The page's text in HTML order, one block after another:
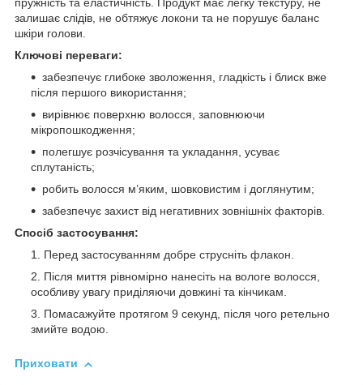
пружність та еластичність. Продукт має легку текстуру, не
залишає слідів, не обтяжує локони та не порушує баланс
шкіри голови.
Ключові переваги:
забезпечує глибоке зволоження, гладкість і блиск вже
після першого використання;
вирівнює поверхню волосся, заповнюючи
мікропошкодження;
полегшує розчісування та укладання, усуває
сплутаність;
робить волосся м’яким, шовковистим і доглянутим;
забезпечує захист від негативних зовнішніх факторів.
Спосіб застосування:
Перед застосуванням добре струсніть флакон.
Після миття рівномірно нанесіть на вологе волосся,
особливу увагу приділяючи довжині та кінчикам.
Помасажуйте протягом 9 секунд, після чого ретельно
змийте водою.
Приховати